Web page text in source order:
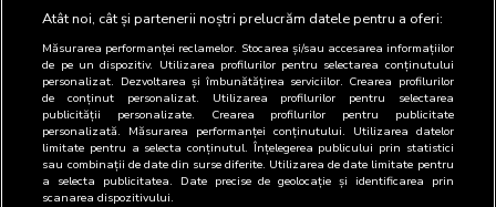
Atât noi, cât și partenerii noștri prelucrăm datele pentru a oferi:
Măsurarea performanței reclamelor. Stocarea și/sau accesarea informațiilor
de pe un dispozitiv. Utilizarea profilurilor pentru selectarea conținutului
personalizat. Dezvoltarea și îmbunătățirea serviciilor. Crearea profilurilor
de conținut personalizat. Utilizarea profilurilor pentru selectarea
publicității personalizate. Crearea profilurilor pentru publicitate
personalizată. Măsurarea performanței conținutului. Utilizarea datelor
limitate pentru a selecta conținutul. Înțelegerea publicului prin statistici
sau combinații de date din surse diferite. Utilizarea de date limitate pentru
a selecta publicitatea. Date precise de geolocație și identificarea prin
scanarea dispozitivului.